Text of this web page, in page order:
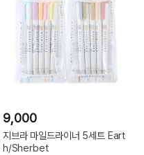
9,000
지브라 마일드라이너 5세트 Eart
h/Sherbet